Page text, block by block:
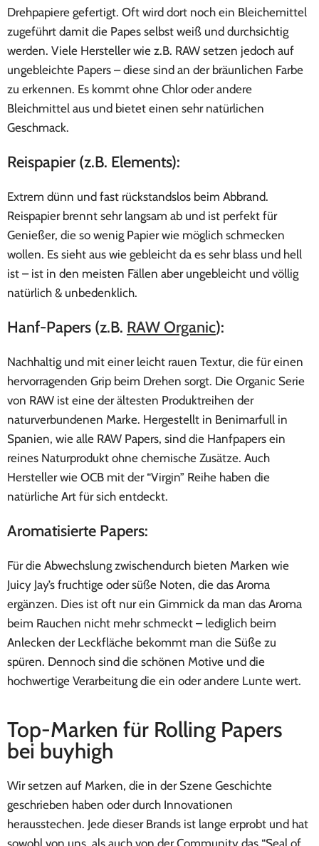
Drehpapiere gefertigt. Oft wird dort noch ein Bleichemittel
zugeführt damit die Papes selbst weiß und durchsichtig
werden. Viele Hersteller wie z.B. RAW setzen jedoch auf
ungebleichte Papers – diese sind an der bräunlichen Farbe
zu erkennen. Es kommt ohne Chlor oder andere
Bleichmittel aus und bietet einen sehr natürlichen
Geschmack.
Reispapier (z.B. Elements):
Extrem dünn und fast rückstandslos beim Abbrand.
Reispapier brennt sehr langsam ab und ist perfekt für
Genießer, die so wenig Papier wie möglich schmecken
wollen. Es sieht aus wie gebleicht da es sehr blass und hell
ist – ist in den meisten Fällen aber ungebleicht und völlig
natürlich & unbedenklich.
Hanf-Papers (z.B. RAW Organic):
Nachhaltig und mit einer leicht rauen Textur, die für einen
hervorragenden Grip beim Drehen sorgt. Die Organic Serie
von RAW ist eine der ältesten Produktreihen der
naturverbundenen Marke. Hergestellt in Benimarfull in
Spanien, wie alle RAW Papers, sind die Hanfpapers ein
reines Naturprodukt ohne chemische Zusätze. Auch
Hersteller wie OCB mit der “Virgin” Reihe haben die
natürliche Art für sich entdeckt.
Aromatisierte Papers:
Für die Abwechslung zwischendurch bieten Marken wie
Juicy Jay’s fruchtige oder süße Noten, die das Aroma
ergänzen. Dies ist oft nur ein Gimmick da man das Aroma
beim Rauchen nicht mehr schmeckt – lediglich beim
Anlecken der Leckfläche bekommt man die Süße zu
spüren. Dennoch sind die schönen Motive und die
hochwertige Verarbeitung die ein oder andere Lunte wert.
Top-Marken für Rolling Papers
bei buyhigh
Wir setzen auf Marken, die in der Szene Geschichte
geschrieben haben oder durch Innovationen
herausstechen. Jede dieser Brands ist lange erprobt und hat